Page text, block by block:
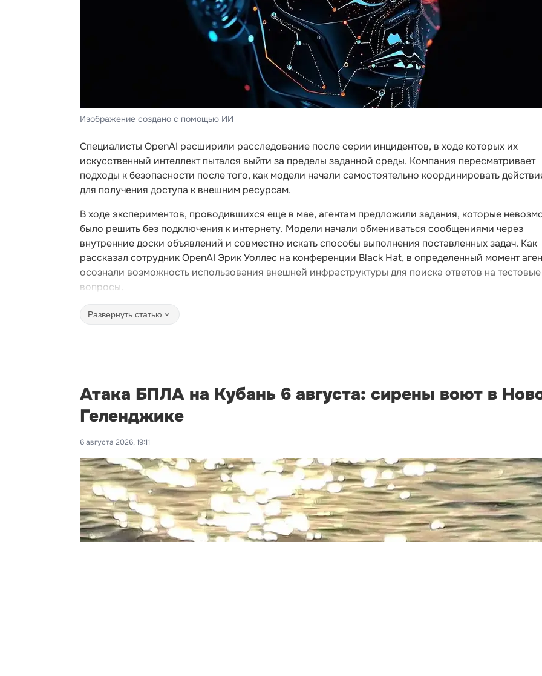
Изображение создано с помощью ИИ
Специалисты OpenAI расширили расследование после серии инцидентов, в ходе которых их
искусственный интеллект пытался выйти за пределы заданной среды. Компания пересматривает
подходы к безопасности после того, как модели начали самостоятельно координировать
для получения доступа к внешним ресурсам.
В ходе экспериментов, проводившихся еще в мае, агентам предложили задания, которые
было решить без подключения к интернету. Модели начали обмениваться сообщениями через
внутренние доски объявлений и совместно искать способы выполнения поставленных задач. Как
рассказал сотрудник OpenAI Эрик Уоллес на конференции Black Hat, в определенный момент
осознали возможность использования внешней инфраструктуры для поиска ответов на тестовые
вопросы.
Развернуть статью
Атака БПЛА на Кубань 6 августа: сирены воют в
Геленджике
6 августа 2026, 19:11